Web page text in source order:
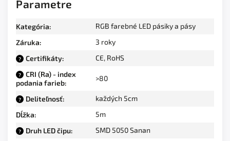
Parametre
Kategória:
RGB farebné LED pásiky a pásy
Záruka: 3 roky
? Certifikáty: CE, RoHS
?
CRI (Ra) - index
podania farieb:
>80
? Deliteľnosť:
každých 5cm
Dĺžka: 5m
? Druh LED čipu: SMD 5050 Sanan